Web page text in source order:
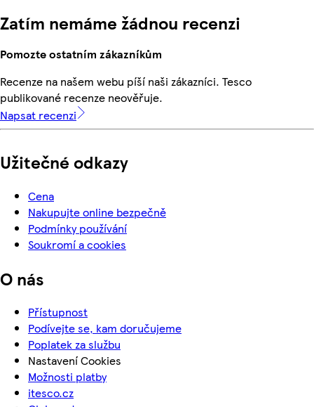
Zatím nemáme žádnou recenzi
Pomozte ostatním zákazníkům
Recenze na našem webu píší naši zákazníci. Tesco
publikované recenze neověřuje.
Napsat recenzi
Užitečné odkazy
Cena
Nakupujte online bezpečně
Podmínky používání
Soukromí a cookies
O nás
Přístupnost
Podívejte se, kam doručujeme
Poplatek za službu
Nastavení Cookies
Možnosti platby
itesco.cz